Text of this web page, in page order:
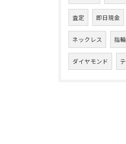
査定 即日現金
ネックレス 指輪
ダイヤモンド